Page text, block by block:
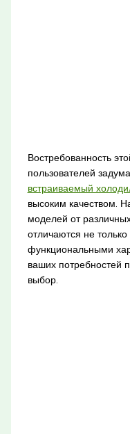
Востребованность
пользователей
встраиваемый
высоким качеством.
моделей от
отличаются не
функциональными
ваших потребностей
выбор.